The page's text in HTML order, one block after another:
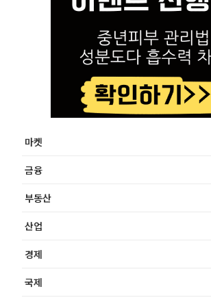
마켓
금융
부동산
산업
경제
국제